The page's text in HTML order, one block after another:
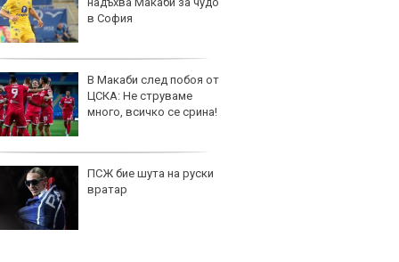
в София
В Макаби след побоя от
ЦСКА: Не струваме
много, всичко се срина!
ПСЖ бие шута на руски
вратар